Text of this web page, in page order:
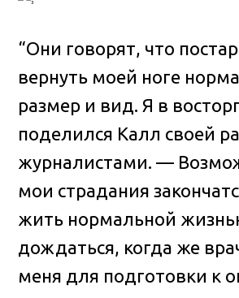
“Они говорят, что
вернуть моей ноге
размер и вид. Я в
поделился Калл своей
журналистами. —
мои страдания
жить нормальной
дождаться, когда же
меня для подготовки к